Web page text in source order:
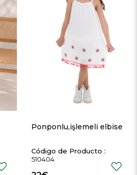
Ponponlu,işlemeli elbise
510404